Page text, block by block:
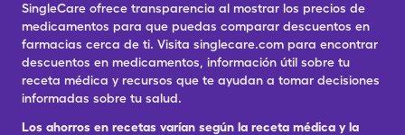
SingleCare ofrece transparencia al mostrar los precios de
medicamentos para que puedas comparar descuentos en
farmacias cerca de ti. Visita singlecare.com para encontrar
descuentos en medicamentos, información útil sobre tu
receta médica y recursos que te ayudan a tomar decisiones
informadas sobre tu salud.
Los ahorros en recetas varían según la receta médica y la